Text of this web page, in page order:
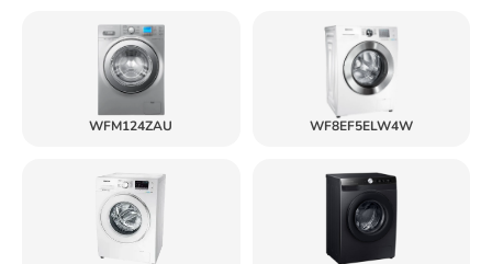
WFM124ZAU WF8EF5ELW4W